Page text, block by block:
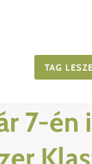
TAG
7-én